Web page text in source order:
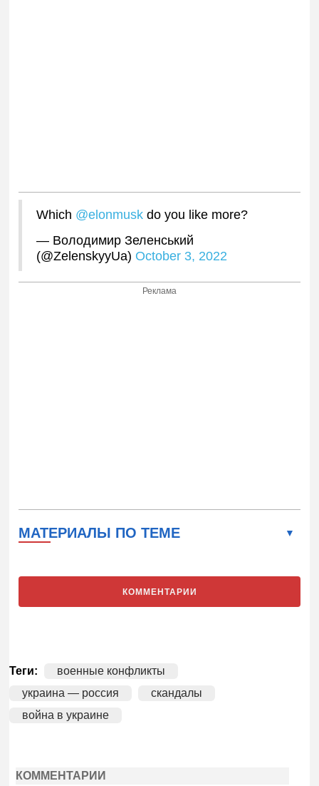
Which @elonmusk do you like more?
— Володимир Зеленський
(@ZelenskyyUa) October 3, 2022
Реклама
МАТЕРИАЛЫ ПО ТЕМЕ
КОММЕНТАРИИ
Теги:
военные конфликты
украина — россия
скандалы
война в украине
КОММЕНТАРИИ